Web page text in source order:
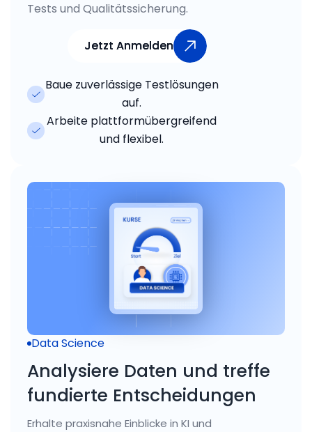
Tests und Qualitätssicherung.
Jetzt Anmelden
Jetzt Anmelden
Baue zuverlässige Testlösungen
auf.
Arbeite plattformübergreifend
und flexibel.
Data Science
Analysiere Daten und treffe
fundierte Entscheidungen
Erhalte praxisnahe Einblicke in KI und